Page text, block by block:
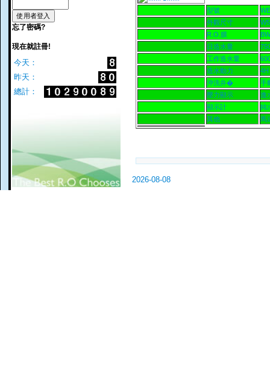
忘了密碼?
現在就註冊!
今天：
昨天：
總計：
型號
外觀尺寸
R.O.膜
日造水量
工作造水量
造水動力
4H
沖洗弁�
手
壓力顯示
進
顯示計
純
其他
馬
2026-08-08